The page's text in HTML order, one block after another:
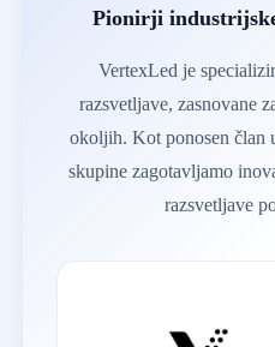
Pionirji
VertexLed je
razsvetljave, zasnovane
okoljih. Kot ponosen član
skupine zagotavljamo
razsvetljave